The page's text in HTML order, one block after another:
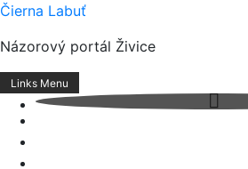
Skip
content
Čierna Labuť
Názorový portál Živice
Links Menu